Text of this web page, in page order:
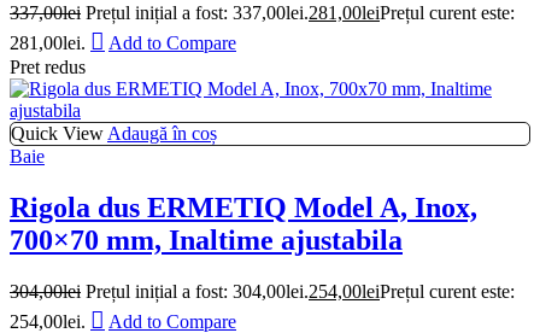
337,00lei Prețul inițial a fost: 337,00lei.281,00leiPrețul curent este:
281,00lei.
Add to Compare
Pret redus
Quick View Adaugă în coș
Baie
Rigola dus ERMETIQ Model A, Inox,
700×70 mm, Inaltime ajustabila
304,00lei Prețul inițial a fost: 304,00lei.254,00leiPrețul curent este:
254,00lei.
Add to Compare